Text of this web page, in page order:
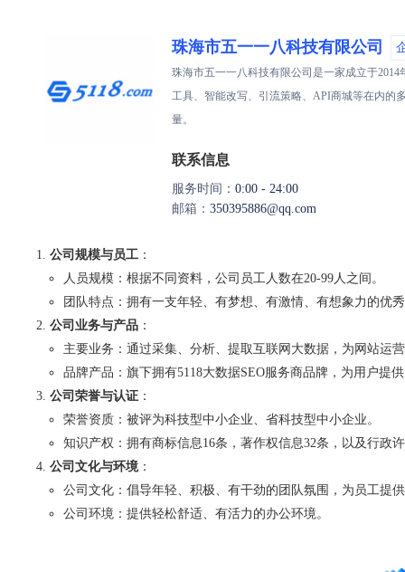
珠海市五一一八科技有限公司
珠海市五一一八科技有限公司是一家成立于
工具、智能改写、引流策略、API商城等在内的
量。
联系信息
服务时间： 0:00 - 24:00
邮箱： 350395886@qq.com
公司规模与员工 ：
人员规模：根据不同资料，公司员工人数在20-99人之间。
团队特点：拥有一支年轻、有梦想、有激情、有想象力的优
公司业务与产品 ：
主要业务：通过采集、分析、提取互联网大数据，为网站运
品牌产品：旗下拥有5118大数据SEO服务商品牌，为用户提
公司荣誉与认证 ：
荣誉资质：被评为科技型中小企业、省科技型中小企业。
知识产权：拥有商标信息16条，著作权信息32条，以及行政
公司文化与环境 ：
公司文化：倡导年轻、积极、有干劲的团队氛围，为员工提
公司环境：提供轻松舒适、有活力的办公环境。